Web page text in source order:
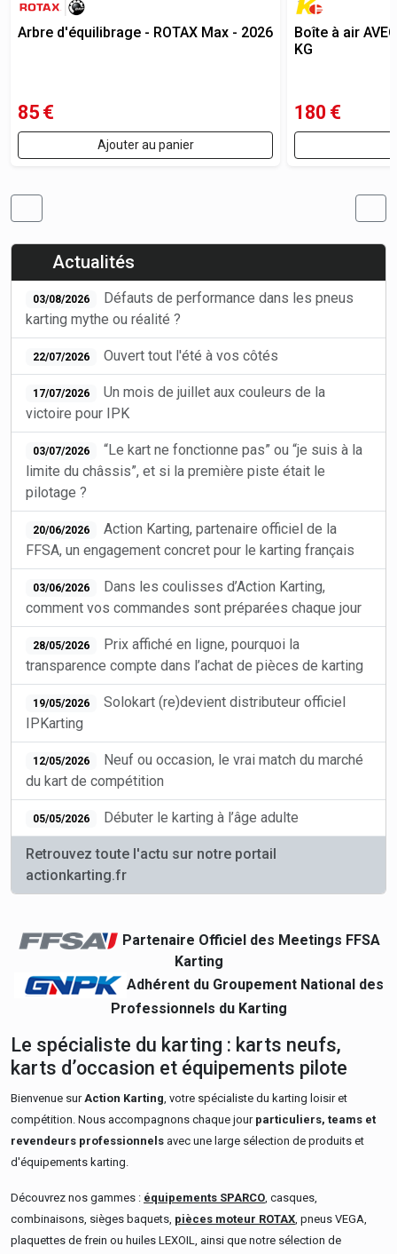
Arbre d'équilibrage - ROTAX Max - 2026
85 €
Ajouter au panier
Boîte à air
KG
180 €
Actualités
03/08/2026
Défauts de performance dans les pneus
karting mythe ou réalité ?
22/07/2026 Ouvert tout l'été à vos côtés
17/07/2026
Un mois de juillet aux couleurs de la
victoire pour IPK
03/07/2026
“Le kart ne fonctionne pas” ou “je suis à la
limite du châssis”, et si la première piste était le
pilotage ?
20/06/2026
Action Karting, partenaire officiel de la
FFSA, un engagement concret pour le karting français
03/06/2026
Dans les coulisses d’Action Karting,
comment vos commandes sont préparées chaque jour
28/05/2026
Prix affiché en ligne, pourquoi la
transparence compte dans l’achat de pièces de karting
19/05/2026
Solokart (re)devient distributeur officiel
IPKarting
12/05/2026
Neuf ou occasion, le vrai match du marché
du kart de compétition
05/05/2026 Débuter le karting à l’âge adulte
Retrouvez toute l'actu sur notre portail
actionkarting.fr
Partenaire Officiel des Meetings FFSA
Karting
Adhérent du Groupement National des
Professionnels du Karting
Le spécialiste du karting : karts neufs,
karts d’occasion et équipements pilote
Bienvenue surAction Karting, votre spécialiste du karting loisir et
compétition. Nous accompagnons chaque jour particuliers, teams et
revendeurs professionnels avec une large sélection de produits et
d'équipements karting.
Découvrez nos gammes : équipements SPARCO, casques,
combinaisons, sièges baquets, pièces moteur ROTAX, pneus VEGA,
plaquettes de frein ou huiles LEXOIL, ainsi que notre sélection de